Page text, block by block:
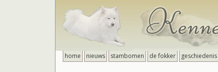
home nieuws stambomen de fokker geschiedenis